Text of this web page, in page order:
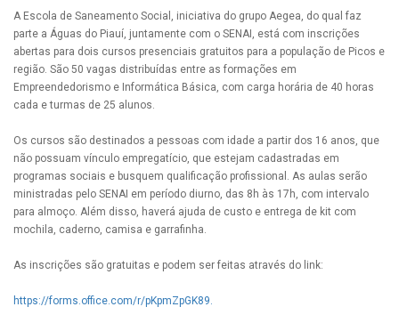
A Escola de Saneamento Social, iniciativa do grupo Aegea, do qual faz
parte a Águas do Piauí, juntamente com o SENAI, está com inscrições
abertas para dois cursos presenciais gratuitos para a população de Picos e
região. São 50 vagas distribuídas entre as formações em
Empreendedorismo e Informática Básica, com carga horária de 40 horas
cada e turmas de 25 alunos.
Os cursos são destinados a pessoas com idade a partir dos 16 anos, que
não possuam vínculo empregatício, que estejam cadastradas em
programas sociais e busquem qualificação profissional. As aulas serão
ministradas pelo SENAI em período diurno, das 8h às 17h, com intervalo
para almoço. Além disso, haverá ajuda de custo e entrega de kit com
mochila, caderno, camisa e garrafinha.
As inscrições são gratuitas e podem ser feitas através do link:
https://forms.office.com/r/pKpmZpGK89.